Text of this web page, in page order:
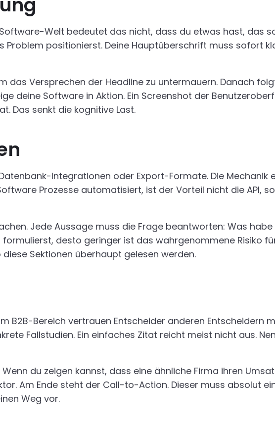
Welt bedeutet das nicht, dass du etwas hast, das
positionierst. Deine Hauptüberschrift muss sofort
Versprechen der Headline zu untermauern. Danach
deine Software in Aktion. Ein Screenshot der
Das senkt die kognitive Last.
Integrationen oder Export-Formate. Die Mechanik
Prozesse automatisiert, ist der Vorteil nicht die API,
Jede Aussage muss die Frage beantworten: Was
desto geringer ist das wahrgenommene Risiko
Sektionen überhaupt gelesen werden.
B2B-Bereich vertrauen Entscheider anderen Entscheidern
Fallstudien. Ein einfaches Zitat reicht meist nicht aus.
du zeigen kannst, dass eine ähnliche Firma ihren
Am Ende steht der Call-to-Action. Dieser muss absolut
Weg vor.